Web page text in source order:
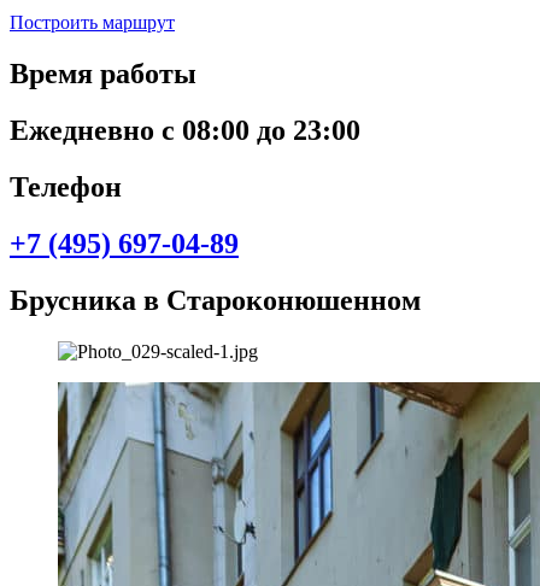
Построить маршрут
Время работы
Ежедневно с 08:00 до 23:00
Телефон
+7 (495) 697-04-89
Брусника в Староконюшенном